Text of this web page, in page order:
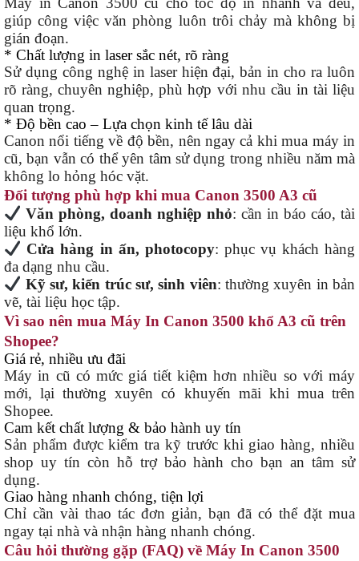
giúp công việc văn phòng luôn trôi chảy mà không bị
gián đoạn.
* Chất lượng in laser sắc nét, rõ ràng
Sử dụng công nghệ in laser hiện đại, bản in cho ra luôn
rõ ràng, chuyên nghiệp, phù hợp với nhu cầu in tài liệu
quan trọng.
* Độ bền cao – Lựa chọn kinh tế lâu dài
Canon nổi tiếng về độ bền, nên ngay cả khi mua máy in
cũ, bạn vẫn có thể yên tâm sử dụng trong nhiều năm mà
không lo hỏng hóc vặt.
Đối tượng phù hợp khi mua Canon 3500 A3 cũ
Văn phòng, doanh nghiệp nhỏ: cần in báo cáo, tài
liệu khổ lớn.
Cửa hàng in ấn, photocopy: phục vụ khách hàng
đa dạng nhu cầu.
Kỹ sư, kiến trúc sư, sinh viên: thường xuyên in bản
vẽ, tài liệu học tập.
Vì sao nên mua Máy In Canon 3500 khổ A3 cũ trên
Shopee?
Giá rẻ, nhiều ưu đãi
Máy in cũ có mức giá tiết kiệm hơn nhiều so với máy
mới, lại thường xuyên có khuyến mãi khi mua trên
Shopee.
Cam kết chất lượng & bảo hành uy tín
Sản phẩm được kiểm tra kỹ trước khi giao hàng, nhiều
shop uy tín còn hỗ trợ bảo hành cho bạn an tâm sử
dụng.
Giao hàng nhanh chóng, tiện lợi
Chỉ cần vài thao tác đơn giản, bạn đã có thể đặt mua
ngay tại nhà và nhận hàng nhanh chóng.
Câu hỏi thường gặp (FAQ) về Máy In Canon 3500